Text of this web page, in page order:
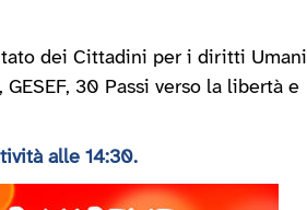
dei Cittadini per i diritti Umani
30 Passi verso la libertà e
alle 14:30.